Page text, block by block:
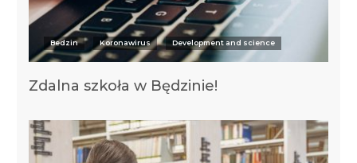
Bedzin Koronawirus Development and science
Zdalna szkoła w Będzinie!